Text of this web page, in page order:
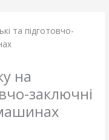
на
заключні